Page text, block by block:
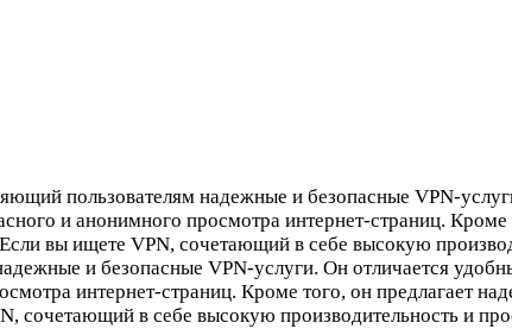
пользователям надежные и безопасные VPN-
и анонимного просмотра интернет-страниц.
вы ищете VPN, сочетающий в себе высокую
и безопасные VPN-услуги. Он отличается
интернет-страниц. Кроме того, он предлагает
сочетающий в себе высокую производительность и